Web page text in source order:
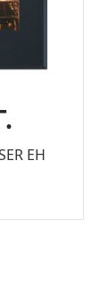
EH